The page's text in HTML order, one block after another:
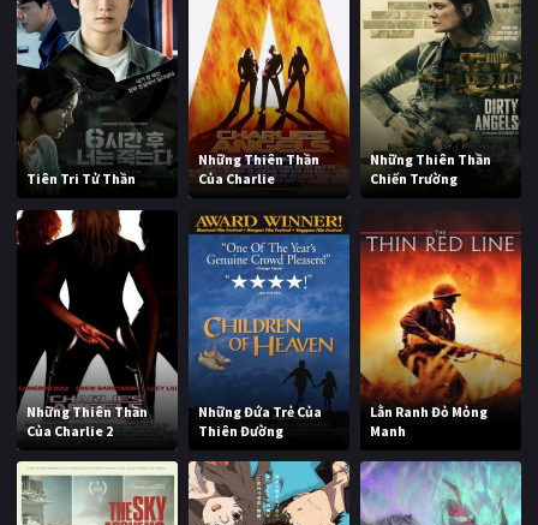
Tiên Tri Tử Thần
Những Thiên Thần
Của Charlie
Những Thiên Thần
Chiến Trường
Những Thiên Thần
Của Charlie 2
Những Đứa Trẻ Của
Thiên Đường
Lằn Ranh Đỏ Mỏng
Manh